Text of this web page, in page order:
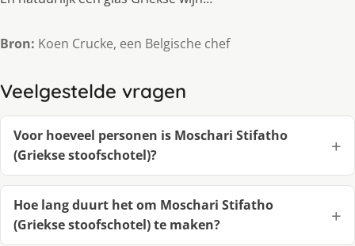
Bron: Koen Crucke, een Belgische chef
Veelgestelde vragen
Voor hoeveel personen is Moschari Stifatho
(Griekse stoofschotel)?
Hoe lang duurt het om Moschari Stifatho
(Griekse stoofschotel) te maken?